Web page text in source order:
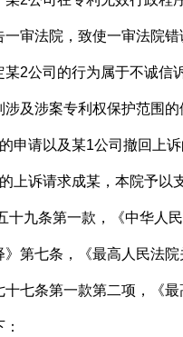
审法院，致使一审法院
2公司的行为属于不诚信
及涉案专利权保护范围
申请以及某1公司撤回上
诉请求成某，本院予以
十九条第一款，《中华人
》第七条，《最高人民法
七条第一款第二项，《